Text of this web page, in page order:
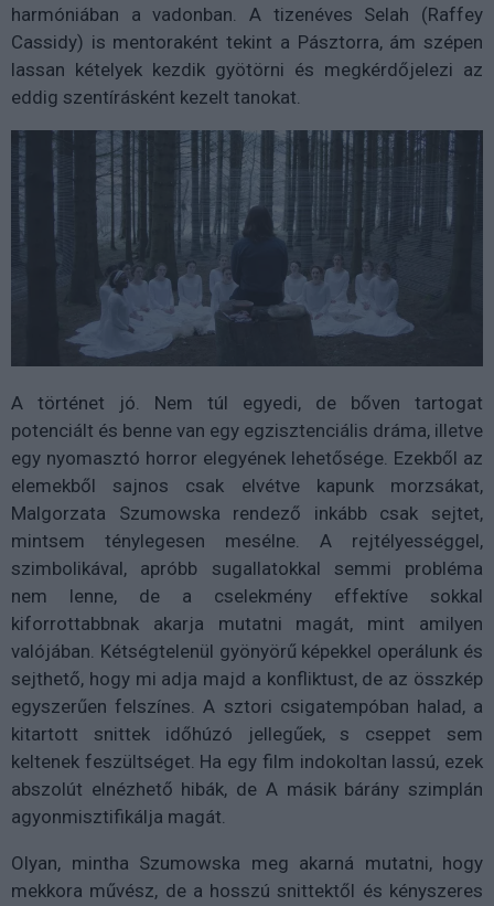
harmóniában a vadonban. A tizenéves Selah (Raffey
Cassidy) is mentoraként tekint a Pásztorra, ám szépen
lassan kételyek kezdik gyötörni és megkérdőjelezi az
eddig szentírásként kezelt tanokat.
A történet jó. Nem túl egyedi, de bőven tartogat
potenciált és benne van egy egzisztenciális dráma, illetve
egy nyomasztó horror elegyének lehetősége. Ezekből az
elemekből sajnos csak elvétve kapunk morzsákat,
Malgorzata Szumowska rendező inkább csak sejtet,
mintsem ténylegesen mesélne. A rejtélyességgel,
szimbolikával, apróbb sugallatokkal semmi probléma
nem lenne, de a cselekmény effektíve sokkal
kiforrottabbnak akarja mutatni magát, mint amilyen
valójában. Kétségtelenül gyönyörű képekkel operálunk és
sejthető, hogy mi adja majd a konfliktust, de az összkép
egyszerűen felszínes. A sztori csigatempóban halad, a
kitartott snittek időhúzó jellegűek, s cseppet sem
keltenek feszültséget. Ha egy film indokoltan lassú, ezek
abszolút elnézhető hibák, de A másik bárány szimplán
agyonmisztifikálja magát.
Olyan, mintha Szumowska meg akarná mutatni, hogy
mekkora művész, de a hosszú snittektől és kényszeres